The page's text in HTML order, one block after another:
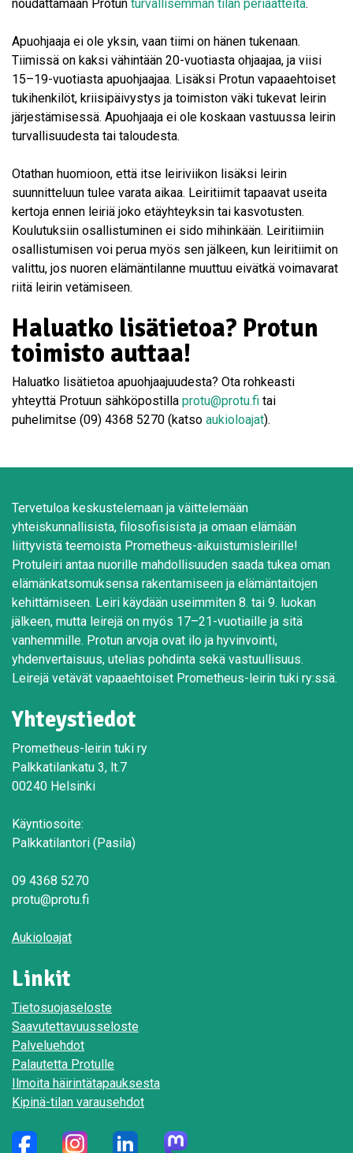
noudattamaan Protun turvallisemman tilan periaatteita.
Apuohjaaja ei ole yksin, vaan tiimi on hänen tukenaan.
Tiimissä on kaksi vähintään 20-vuotiasta ohjaajaa, ja viisi
15–19-vuotiasta apuohjaajaa. Lisäksi Protun vapaaehtoiset
tukihenkilöt, kriisipäivystys ja toimiston väki tukevat leirin
järjestämisessä. Apuohjaaja ei ole koskaan vastuussa leirin
turvallisuudesta tai taloudesta.
Otathan huomioon, että itse leiriviikon lisäksi leirin
suunnitteluun tulee varata aikaa. Leiritiimit tapaavat useita
kertoja ennen leiriä joko etäyhteyksin tai kasvotusten.
Koulutuksiin osallistuminen ei sido mihinkään. Leiritiimiin
osallistumisen voi perua myös sen jälkeen, kun leiritiimit on
valittu, jos nuoren elämäntilanne muuttuu eivätkä voimavarat
riitä leirin vetämiseen.
Haluatko lisätietoa? Protun
toimisto auttaa!
Haluatko lisätietoa apuohjaajuudesta? Ota rohkeasti
yhteyttä Protuun sähköpostilla protu@protu.fi tai
puhelimitse (09) 4368 5270 (katso aukioloajat).
Tervetuloa keskustelemaan ja väittelemään
yhteiskunnallisista, filosofisisista ja omaan elämään
liittyvistä teemoista Prometheus-aikuistumisleirille!
Protuleiri antaa nuorille mahdollisuuden saada tukea oman
elämänkatsomuksensa rakentamiseen ja elämäntaitojen
kehittämiseen. Leiri käydään useimmiten 8. tai 9. luokan
jälkeen, mutta leirejä on myös 17–21-vuotiaille ja sitä
vanhemmille. Protun arvoja ovat ilo ja hyvinvointi,
yhdenvertaisuus, utelias pohdinta sekä vastuullisuus.
Leirejä vetävät vapaaehtoiset Prometheus-leirin tuki ry:ssä.
Yhteystiedot
Prometheus-leirin tuki ry
Palkkatilankatu 3, lt.7
00240 Helsinki
Käyntiosoite:
Palkkatilantori (Pasila)
09 4368 5270
protu@protu.fi
Aukioloajat
Linkit
Tietosuojaseloste
Saavutettavuusseloste
Palveluehdot
Palautetta Protulle
Ilmoita häirintätapauksesta
Kipinä-tilan varausehdot